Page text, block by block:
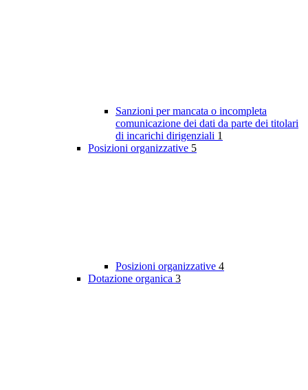
Sanzioni per mancata o incompleta
comunicazione dei dati da parte dei titolari
di incarichi dirigenziali 1
Posizioni organizzative 5
Posizioni organizzative 4
Dotazione organica 3